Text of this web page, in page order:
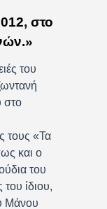
στο
του
στο
τους «Τα
και ο
του
ίδιου,
Μάνου